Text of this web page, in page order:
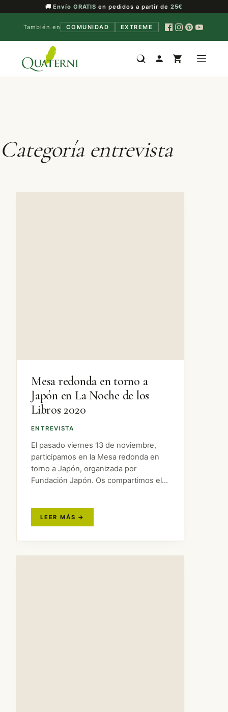
🚚Envío GRATIS en pedidos a partir de 25€
También en COMUNIDAD EXTREME
contenido
Categoríaentrevista
ENTREVISTA
Mesa redonda en torno a
Japón en La Noche de los
Libros 2020
El pasado viernes 13 de noviembre,
participamos en la Mesa redonda en
torno a Japón, organizada por
Fundación Japón. Os compartimos el